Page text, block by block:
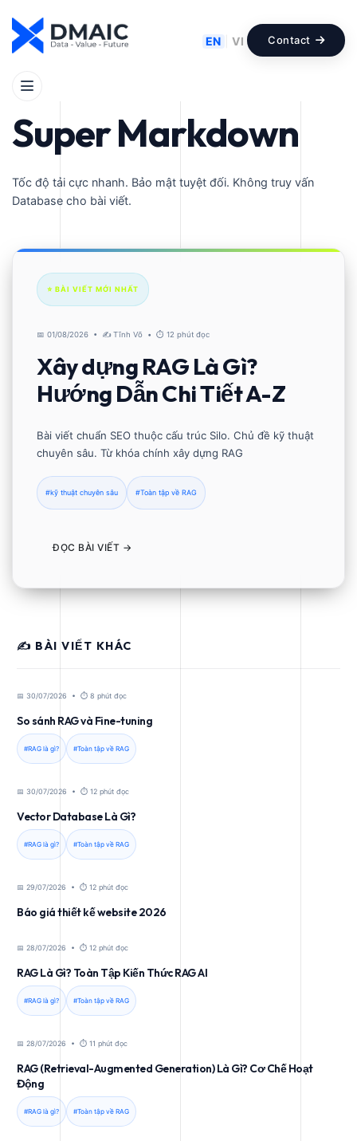
EN VI Contact
WORDPRESS FLAT-FILE CMS
Super Markdown
Tốc độ tải cực nhanh. Bảo mật tuyệt đối. Không truy vấn
Database cho bài viết.
⭐️ BÀI VIẾT MỚI NHẤT
📅 01/08/2026 • ✍️ Tĩnh Võ • ⏱️ 12 phút đọc
Xây dựng RAG Là Gì?
Hướng Dẫn Chi Tiết A-Z
Bài viết chuẩn SEO thuộc cấu trúc Silo. Chủ đề kỹ thuật
chuyên sâu. Từ khóa chính xây dựng RAG
#kỹ thuật chuyên sâu #Toàn tập về RAG
ĐỌC BÀI VIẾT →
✍️ BÀI VIẾT KHÁC
📅 30/07/2026 • ⏱️ 8 phút đọc
So sánh RAG và Fine-tuning
#RAG là gì? #Toàn tập về RAG
📅 30/07/2026 • ⏱️ 12 phút đọc
Vector Database Là Gì?
#RAG là gì? #Toàn tập về RAG
📅 29/07/2026 • ⏱️ 12 phút đọc
Báo giá thiết kế website 2026
📅 28/07/2026 • ⏱️ 12 phút đọc
RAG Là Gì? Toàn Tập Kiến Thức RAG AI
#RAG là gì? #Toàn tập về RAG
📅 28/07/2026 • ⏱️ 11 phút đọc
RAG (Retrieval-Augmented Generation) Là Gì? Cơ Chế Hoạt
Động
#RAG là gì? #Toàn tập về RAG